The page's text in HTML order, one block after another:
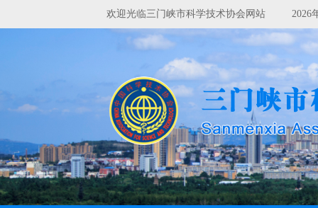
欢迎光临三门峡市科学技术协会网站 2026